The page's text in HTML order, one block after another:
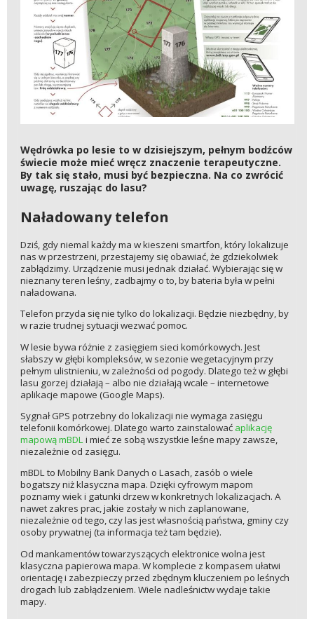
Wędrówka po lesie to w dzisiejszym, pełnym bodźców
świecie może mieć wręcz znaczenie terapeutyczne.
By tak się stało, musi być bezpieczna. Na co zwrócić
uwagę, ruszając do lasu?
Naładowany telefon
Dziś, gdy niemal każdy ma w kieszeni smartfon, który lokalizuje
nas w przestrzeni, przestajemy się obawiać, że gdziekolwiek
zabłądzimy. Urządzenie musi jednak działać. Wybierając się w
nieznany teren leśny, zadbajmy o to, by bateria była w pełni
naładowana.
Telefon przyda się nie tylko do lokalizacji. Będzie niezbędny, by
w razie trudnej sytuacji wezwać pomoc.
W lesie bywa różnie z zasięgiem sieci komórkowych. Jest
słabszy w głębi kompleksów, w sezonie wegetacyjnym przy
pełnym ulistnieniu, w zależności od pogody. Dlatego też w głębi
lasu gorzej działają – albo nie działają wcale – internetowe
aplikacje mapowe (Google Maps).
Sygnał GPS potrzebny do lokalizacji nie wymaga zasięgu
telefonii komórkowej. Dlatego warto zainstalować aplikację
mapową mBDLi mieć ze sobą wszystkie leśne mapy zawsze,
niezależnie od zasięgu.
mBDL to Mobilny Bank Danych o Lasach, zasób o wiele
bogatszy niż klasyczna mapa. Dzięki cyfrowym mapom
poznamy wiek i gatunki drzew w konkretnych lokalizacjach. A
nawet zakres prac, jakie zostały w nich zaplanowane,
niezależnie od tego, czy las jest własnością państwa, gminy czy
osoby prywatnej (ta informacja też tam będzie).
Od mankamentów towarzyszących elektronice wolna jest
klasyczna papierowa mapa. W komplecie z kompasem ułatwi
orientację i zabezpieczy przed zbędnym kluczeniem po leśnych
drogach lub zabłądzeniem. Wiele nadleśnictw wydaje takie
mapy.